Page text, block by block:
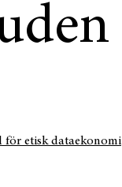
för etisk dataekonomi